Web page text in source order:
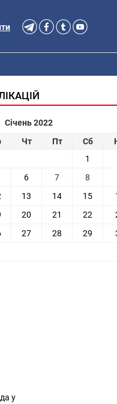
Січень 2022
Чт Пт Сб
1
6 7 8
13 14 15
20 21 22
27 28 29
у